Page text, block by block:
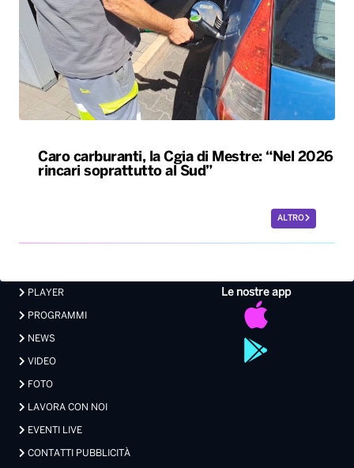
Caro carburanti, la Cgia di Mestre: “Nel 2026
rincari soprattutto al Sud”
ALTRO
Le nostre app
PLAYER
PROGRAMMI
NEWS
VIDEO
FOTO
LAVORA CON NOI
EVENTI LIVE
CONTATTI PUBBLICITÀ